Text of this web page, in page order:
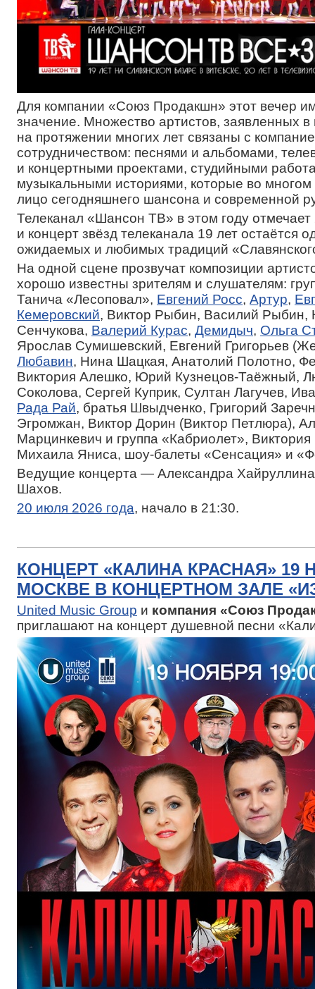
Для компании «Союз Продакшн» этот вечер
значение. Множество артистов, заявленных в
на протяжении многих лет связаны с
сотрудничеством: песнями и альбомами,
и концертными проектами, студийными
музыкальными историями, которые во
лицо сегодняшнего шансона и современной
Телеканал «Шансон ТВ» в этом году отмечает
и концерт звёзд телеканала 19 лет остаётся
ожидаемых и любимых традиций
На одной сцене прозвучат композиции
хорошо известны зрителям и слушателям:
Танича «Лесоповал», Евгений Росс, Артур,
Кемеровский, Виктор Рыбин, Василий Рыбин,
Сенчукова, Валерий Курас, Демидыч, Ольга
Ярослав Сумишевский, Евгений Григорьев
Любавин, Нина Шацкая, Анатолий Полотно,
Виктория Алешко, Юрий Кузнецов-Таёжный,
Соколова, Сергей Куприк, Султан Лагучев,
Рада Рай, братья Швыдченко, Григорий
Эгромжан, Виктор Дорин (Виктор Петлюра),
Марцинкевич и группа «Кабриолет»,
Михаила Яниса, шоу-балеты «Сенсация» и
Ведущие концерта — Александра
Шахов.
20 июля 2026 года, начало в 21:30.
КОНЦЕРТ «КАЛИНА КРАСНАЯ» 19
МОСКВЕ В КОНЦЕРТНОМ ЗАЛЕ
United Music Group и компания «Союз
приглашают на концерт душевной песни